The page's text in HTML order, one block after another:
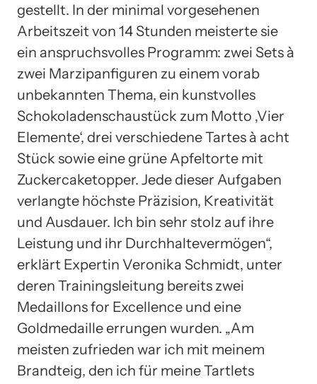
gestellt. In der minimal vorgesehenen
Arbeitszeit von 14 Stunden meisterte sie
ein anspruchsvolles Programm: zwei Sets à
zwei Marzipanfiguren zu einem vorab
unbekannten Thema, ein kunstvolles
Schokoladenschaustück zum Motto ‚Vier
Elemente‘, drei verschiedene Tartes à acht
Stück sowie eine grüne Apfeltorte mit
Zuckercaketopper. Jede dieser Aufgaben
verlangte höchste Präzision, Kreativität
und Ausdauer. Ich bin sehr stolz auf ihre
Leistung und ihr Durchhaltevermögen“,
erklärt Expertin Veronika Schmidt, unter
deren Trainingsleitung bereits zwei
Medaillons for Excellence und eine
Goldmedaille errungen wurden. „Am
meisten zufrieden war ich mit meinem
Brandteig, den ich für meine Tartlets